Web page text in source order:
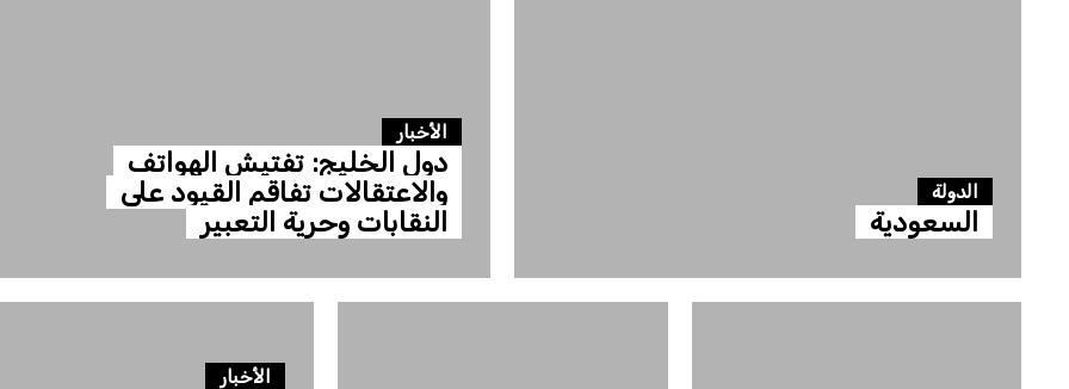
الدولة
السعودية
الأخبار
دول الخليج: تفتيش الهواتف
والاعتقالات تفاقم القيود على
النقابات وحرية التعبير
الأخبار